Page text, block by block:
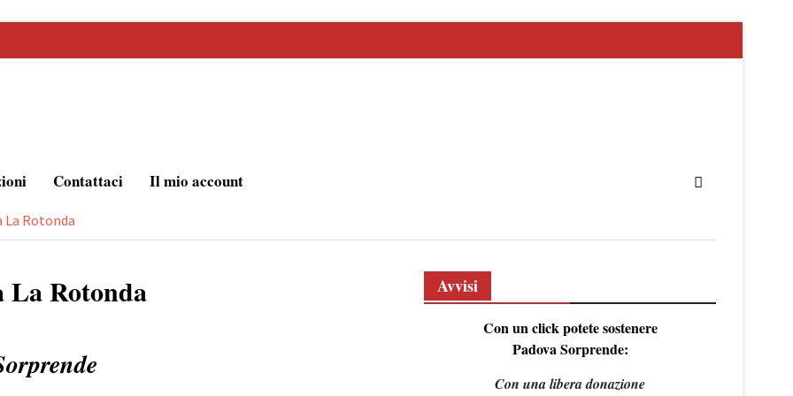
Contattaci Il mio account
La Rotonda
La Rotonda Avvisi
Con un click potete sostenere
Padova Sorprende:
Con una libera donazione